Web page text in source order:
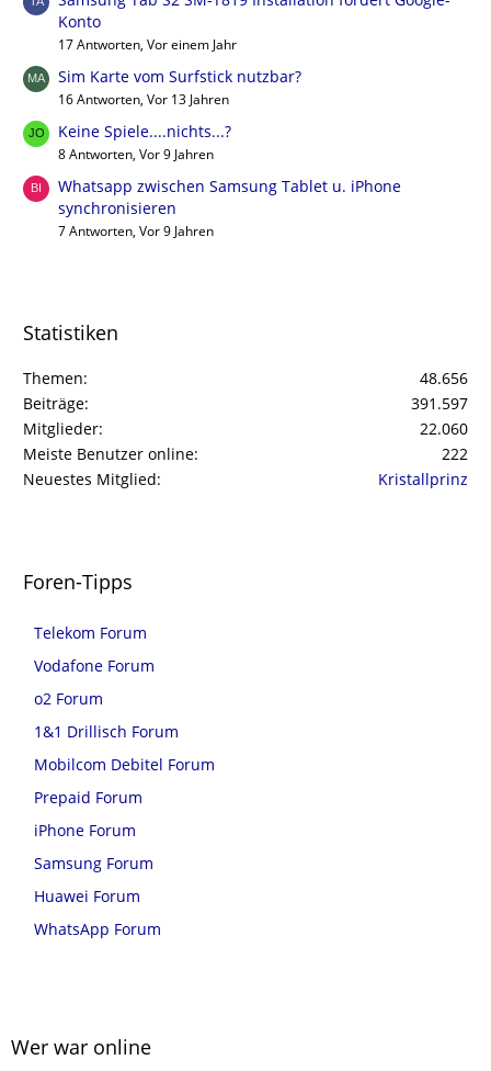
Konto
17 Antworten, Vor einem Jahr
Sim Karte vom Surfstick nutzbar?
16 Antworten, Vor 13 Jahren
Keine Spiele....nichts...?
8 Antworten, Vor 9 Jahren
Whatsapp zwischen Samsung Tablet u. iPhone
synchronisieren
7 Antworten, Vor 9 Jahren
Statistiken
Themen
48.656
Beiträge
391.597
Mitglieder
22.060
Meiste Benutzer online
222
Neuestes Mitglied
Kristallprinz
Foren-Tipps
Telekom Forum
Vodafone Forum
o2 Forum
1&1 Drillisch Forum
Mobilcom Debitel Forum
Prepaid Forum
iPhone Forum
Samsung Forum
Huawei Forum
WhatsApp Forum
Wer war online